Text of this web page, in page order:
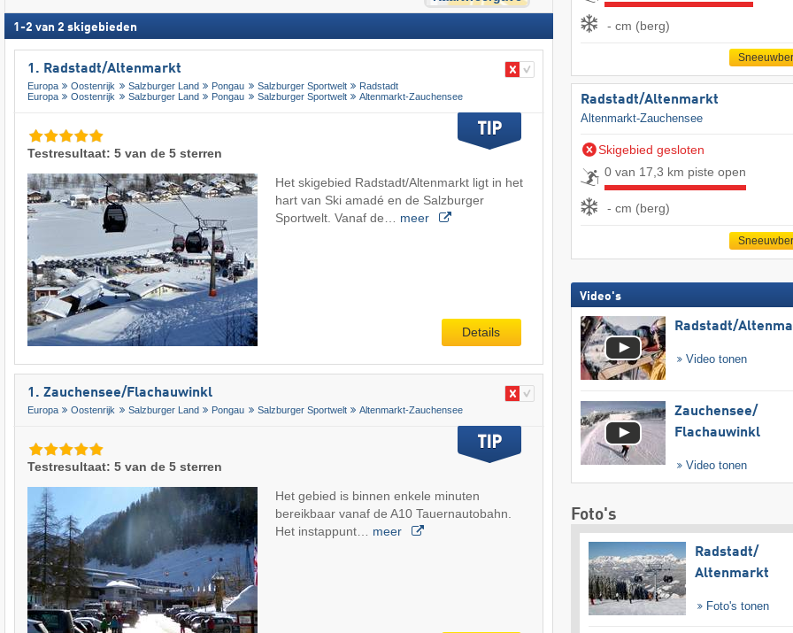
1 -2 van 2 skigebieden
1. Radstadt/​Altenmarkt
Europa Oostenrijk Salzburger Land Pongau Salzburger Sportwelt
Radstadt
Europa
Oostenrijk Salzburger Land Pongau Salzburger Sportwelt Altenmarkt-Zauchensee
Testresultaat: 5 van de 5 sterren
Het skigebied Radstadt/Altenmarkt ligt in het
hart van Ski amadé en de Salzburger
Sportwelt. Vanaf de… meer
Details
1. Zauchensee/​Flachauwinkl
Europa Oostenrijk Salzburger Land Pongau Salzburger Sportwelt Altenmarkt-Zauchensee
Testresultaat: 5 van de 5 sterren
Het gebied is binnen enkele minuten
bereikbaar vanaf de A10 Tauernautobahn.
Het instappunt… meer
- cm (berg)
Radstadt/​Altenmarkt
Altenmarkt-Zauchensee
Skigebied gesloten
0 van 17,3 km piste open
- cm (berg)
Video's
Radstadt/​
Video tonen
Zauchensee/​
Flachauwinkl
Video tonen
Foto's
Radstadt/​
Altenmarkt
Foto's tonen